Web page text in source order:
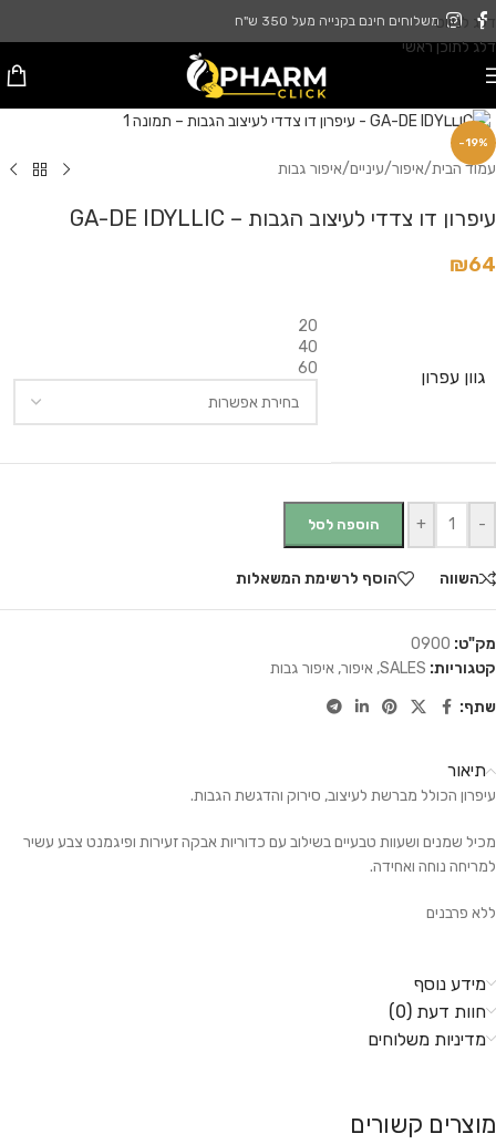
דלג לניווט
דלג לתוכן ראשי
משלוחים חינם בקנייה מעל 350 ש"ח
-19%
עמוד הבית/איפור/עיניים/איפור גבות
עיפרון דו צדדי לעיצוב הגבות – GA-DE IDYLLIC
₪64
גוון עפרון
20
40
60
-
+ הוספה לסל
השווה הוסף לרשימת המשאלות
מק"ט: 0900
קטגוריות: SALES
, איפור, איפור גבות
שתף:
תיאור
עיפרון הכולל מברשת לעיצוב, סירוק והדגשת הגבות.
מכיל שמנים ושעוות טבעיים בשילוב עם כדוריות אבקה זעירות ופיגמנט צבע עשיר
למריחה נוחה ואחידה.
ללא פרבנים
מידע נוסף
חוות דעת (0)
מדיניות משלוחים
מוצרים קשורים